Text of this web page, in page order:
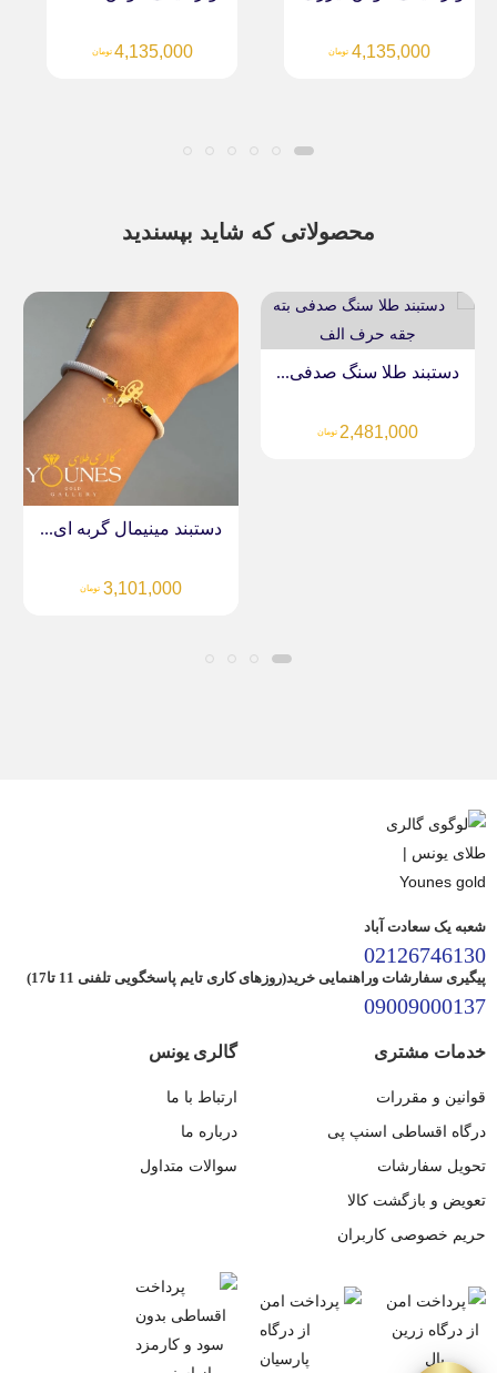
4,135,000 تومان 4,135,000 تومان
محصولاتی که شاید بپسندید
دستبند طلا سنگ صدفی...
2,481,000 تومان
دستبند مینیمال گربه ای...
3,101,000 تومان
شعبه یک سعادت آباد
02126746130
پیگیری سفارشات وراهنمایی خرید(روزهای کاری تایم پاسخگویی تلفنی 11 تا17)
09009000137
خدمات مشتری
قوانین و مقررات
درگاه اقساطی اسنپ پی
تحویل سفارشات
تعویض و بازگشت کالا
حریم خصوصی کاربران
گالری یونس
ارتباط با ما
درباره ما
سوالات متداول